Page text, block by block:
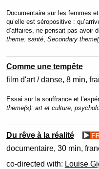
Documentaire sur les femmes
qu’elle est séropositive :
d’affaires, ne pensait pas avoir
theme: santé, Secondary
Comme une tempête
film d'art / danse 8 min
Essai sur la souffrance et
theme(s): art et culture,
Du rêve à la réalité
documentaire 30 min
co-directed with: Louise